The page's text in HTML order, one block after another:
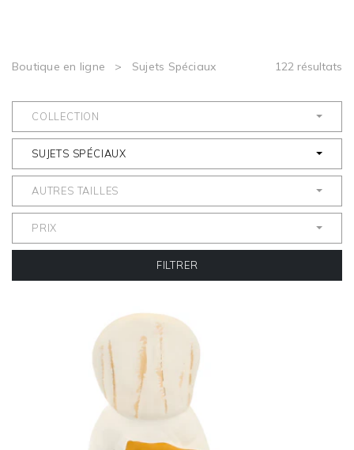
Boutique en ligne > Sujets Spéciaux 122 résultats
COLLECTION
SUJETS SPÉCIAUX
AUTRES TAILLES
PRIX
FILTRER